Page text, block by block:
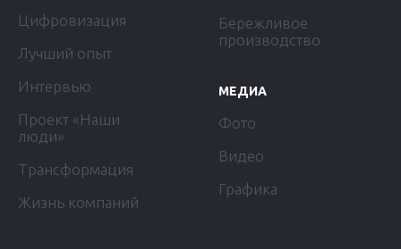
Цифровизация
Лучший опыт
Интервью
Проект «Наши
люди»
Трансформация
Жизнь компаний
Бережливое
производство
МЕДИА
Фото
Видео
Графика